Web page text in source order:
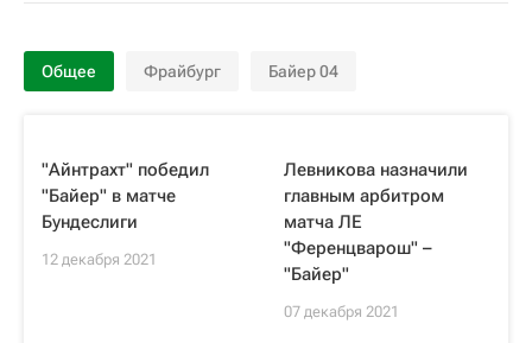
Общее Фрайбург Байер 04
"Айнтрахт" победил
"Байер" в матче
Бундеслиги
12 декабря 2021
Левникова назначили
главным арбитром
матча ЛЕ
"Ференцварош" –
"Байер"
07 декабря 2021